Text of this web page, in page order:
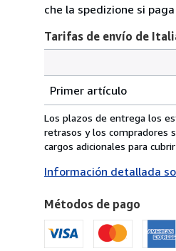
che la spedizione si
Tarifas de envío de
de
envío
de
Italia
Estados
de
America
pedido
Primer artículo
Los plazos de entrega los
retrasos y los compradores
cargos adicionales para
Información detallada
Métodos de pago